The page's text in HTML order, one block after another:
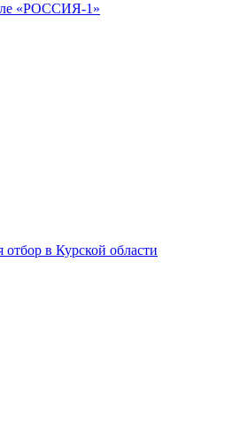
«РОССИЯ-1»
в Курской области